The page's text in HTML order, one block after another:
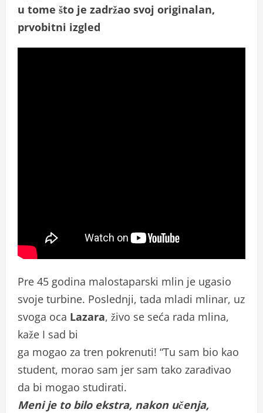
u tome što je zadržao svoj originalan,
prvobitni izgled
Pre 45 godina malostaparski mlin je ugasio
svoje turbine. Poslednji, tada mladi mlinar, uz
svoga oca Lazara, živo se seća rada mlina,
kaže I sad bi
ga mogao za tren pokrenuti! “Tu sam bio kao
student, morao sam jer sam tako zarađivao
da bi mogao studirati.
Meni je to bilo ekstra, nakon učenja,